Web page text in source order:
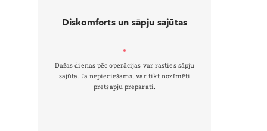
Diskomforts un sāpju sajūtas
Dažas dienas pēc operācijas var rasties sāpju
sajūta. Ja nepieciešams, var tikt nozīmēti
pretsāpju preparāti.